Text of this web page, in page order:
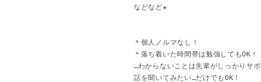
などなど★
＊個人ノルマなし！
＊落ち着いた時間帯は勉強してもOK！
…わからないことは先輩がしっかりサポ
話を聞いてみたい…だけでもOK！